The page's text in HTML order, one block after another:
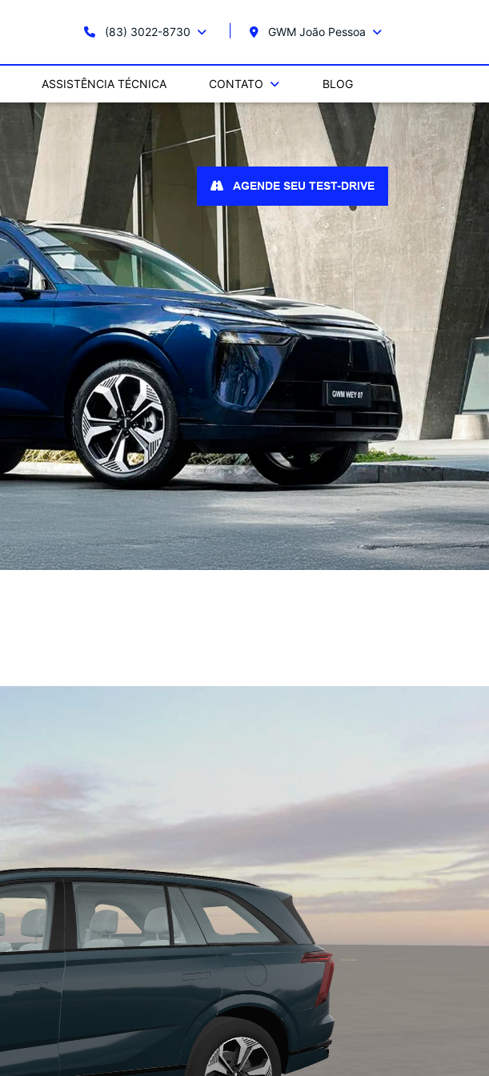
(83) 3022-8730 GWM João Pessoa
ASSISTÊNCIA TÉCNICA CONTATO BLOG
AGENDE SEU TEST-DRIVE